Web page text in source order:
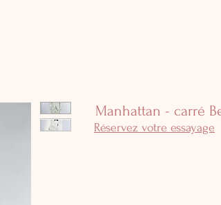
Manhattan - carré
Réservez votre essayage